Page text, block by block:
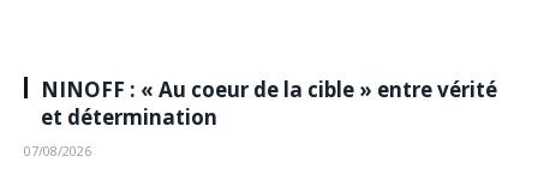
NINOFF : « Au coeur de la cible » entre vérité
et détermination
07/08/2026